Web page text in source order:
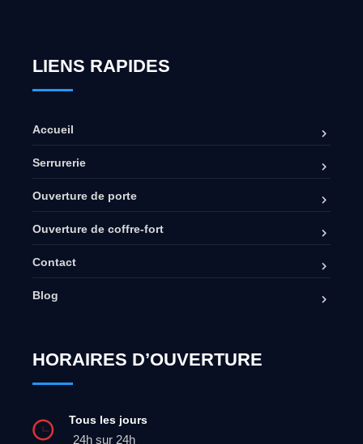
LIENS RAPIDES
Accueil
Serrurerie
Ouverture de porte
Ouverture de coffre-fort
Contact
Blog
HORAIRES D’OUVERTURE
Tous les jours
24h sur 24h